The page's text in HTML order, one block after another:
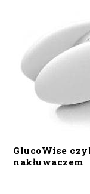
GlucoWise
nakłuwaczem